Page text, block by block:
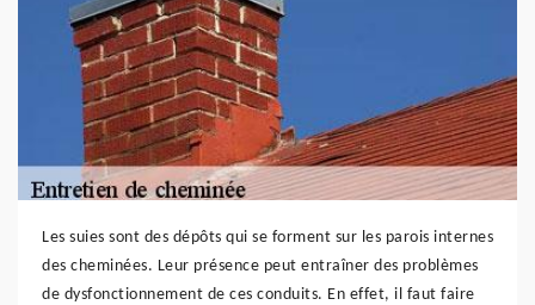
Les suies sont des dépôts qui se forment sur les parois internes
des cheminées. Leur présence peut entraîner des problèmes
de dysfonctionnement de ces conduits. En effet, il faut faire